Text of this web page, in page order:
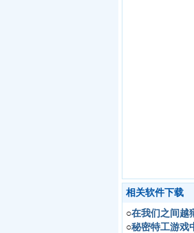
相关软件下载
○在我们之间越
○秘密特工游戏